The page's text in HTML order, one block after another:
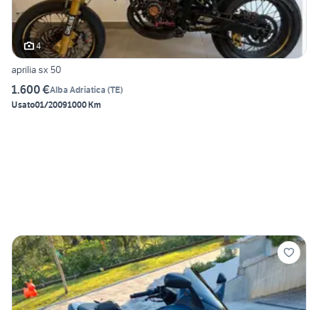
4
aprilia sx 50
1.600 €Alba Adriatica (TE)
Usato01/20091000 Km